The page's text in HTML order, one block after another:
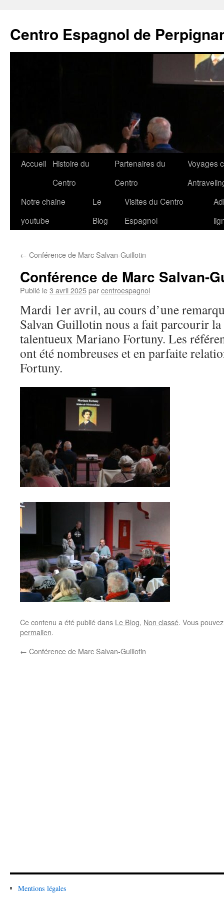
contenu
Centro Espagnol de
Accueil
Histoire du
Centro
Partenaires du
Centro
Voyages
Notre chaine
youtube
Le
Blog
Visites du Centro
Espagnol
← Conférence de Marc Salvan-Guillotin
Conférence de Marc Salvan-
Publié le3 avril 2025parcentroespagnol
Mardi 1er avril, au cours d’une
Salvan Guillotin nous a fait parcourir
talentueux Mariano Fortuny. Les
ont été nombreuses et en parfaite
Fortuny.
Ce contenu a été publié dans Le Blog, Non classé. Vous
permalien.
← Conférence de Marc Salvan-Guillotin
Mentions légales